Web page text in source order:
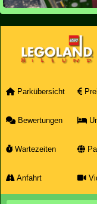
Parkübersicht
Bewertungen
Wartezeiten
Anfahrt